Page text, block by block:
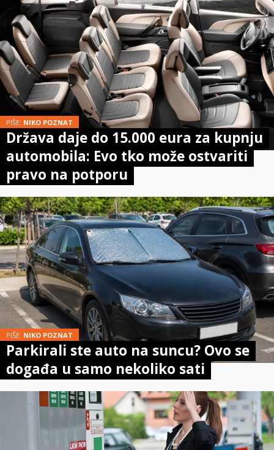
PIŠE: NIKO POZNAT
Država daje do 15.000 eura za kupnju
automobila: Evo tko može ostvariti
pravo na potporu
PIŠE: NIKO POZNAT
Parkirali ste auto na suncu? Ovo se
događa u samo nekoliko sati